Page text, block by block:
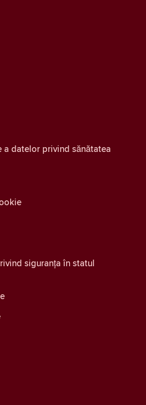
datelor privind sănătatea
siguranța în statul